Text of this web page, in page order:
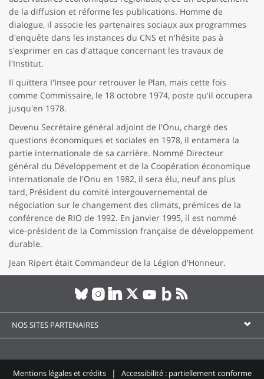
de la diffusion et réforme les publications. Homme de
dialogue, il associe les partenaires sociaux aux programmes
d'enquête dans les instances du CNS et n'hésite pas à
s'exprimer en cas d'attaque concernant les travaux de
l'Institut.
Il quittera I'Insee pour retrouver le Plan, mais cette fois
comme Commissaire, le 18 octobre 1974, poste qu'il occupera
jusqu'en 1978.
Devenu Secrétaire général adjoint de l'Onu, chargé des
questions économiques et sociales en 1978, il entamera la
partie internationale de sa carrière. Nommé Directeur
général du Développement et de la Coopération économique
internationale de l'Onu en 1982, il sera élu, neuf ans plus
tard, Président du comité intergouvernemental de
négociation sur le changement des climats, prémices de la
conférence de RIO de 1992. En janvier 1995, il est nommé
vice-président de la Commission française de développement
durable.
Jean Ripert était Commandeur de la Légion d'Honneur.
NOS SITES PARTENAIRES
Mentions légales et crédits Accessibilité : partiellement conforme